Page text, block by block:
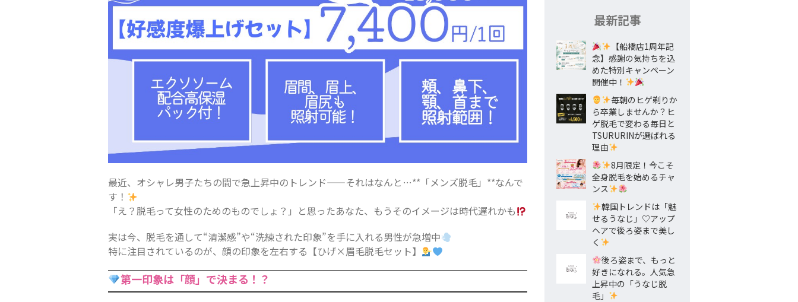
最近、オシャレ男子たちの間で急上昇中のトレンド——それはなんと…**「メンズ脱毛」**なんで
す！
「え？脱毛って女性のためのものでしょ？」と思ったあなた、もうそのイメージは時代遅れかも
実は今、脱毛を通して“清潔感”や“洗練された印象”を手に入れる男性が急増中
特に注目されているのが、顔の印象を左右する【ひげ×眉毛脱毛セット】
第一印象は「顔」で決まる！？
最新記事
【船橋店1周年記
念】感謝の気持ちを込
めた特別キャンペーン
開催中！
毎朝のヒゲ剃りか
ら卒業しませんか？ヒ
ゲ脱毛で変わる毎日と
TSURURINが選ばれる
理由
8月限定！今こそ
全身脱毛を始めるチャ
ンス
韓国トレンドは「魅
せるうなじ」♡アップ
ヘアで後ろ姿まで美し
く
後ろ姿まで、もっと
好きになれる。人気急
上昇中の「うなじ脱
毛」